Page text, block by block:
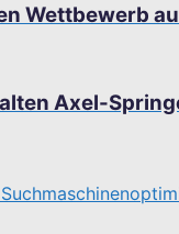
Wettbewerb
Axel-